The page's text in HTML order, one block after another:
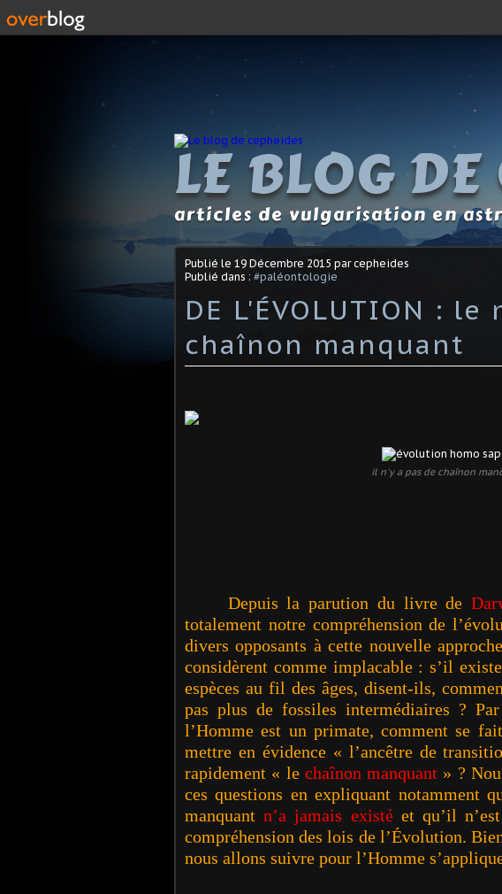
LE BLOG
articles de vulgarisation en
Publié le 19 Décembre 2015 par cepheides
Publié dans : #paléontologie
DE L'ÉVOLUTION : le
chaînon manquant
il n'y a pas de chaînon
Depuis la parution du livre de
totalement notre compréhension de
divers opposants à cette nouvelle
considèrent comme implacable : s’il
espèces au fil des âges, disent-ils,
pas plus de fossiles intermédiaires ?
l’Homme est un primate, comment se
mettre en évidence « l’ancêtre de
rapidement « le chaînon manquant » ?
ces questions en expliquant notamment
manquantn’a jamais existéet qu’il
compréhension des lois de l’Évolution.
nous allons suivre pour l’Homme